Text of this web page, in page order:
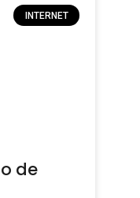
INTERNET
de